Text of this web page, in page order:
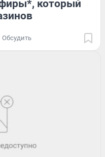
который
Обсудить